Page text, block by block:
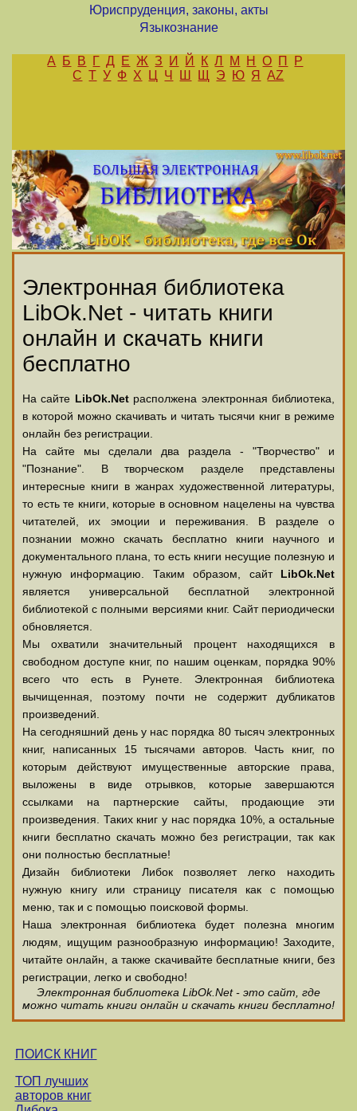
Юриспруденция, законы, акты
Языкознание
А Б В Г Д Е Ж З И Й К Л М Н О П
Р
С Т У Ф Х Ц Ч Ш Щ Э Ю Я AZ
Электронная библиотека
LibOk.Net - читать книги
онлайн и скачать книги
бесплатно
На сайте LibOk.Netрасполжена электронная библиотека,
в которой можно скачивать и читать тысячи книг в режиме
онлайн без регистрации.
На сайте мы сделали два раздела - "Творчество" и
"Познание". В творческом разделе представлены
интересные книги в жанрах художественной литературы,
то есть те книги, которые в основном нацелены на чувства
читателей, их эмоции и переживания. В разделе о
познании можно скачать бесплатно книги научного и
документального плана, то есть книги несущие полезную и
нужную информацию. Таким образом, сайт LibOk.Net
является универсальной бесплатной электронной
библиотекой с полными версиями книг. Сайт периодически
обновляется.
Мы охватили значительный процент находящихся в
свободном доступе книг, по нашим оценкам, порядка 90%
всего что есть в Рунете. Электронная библиотека
вычищенная, поэтому почти не содержит дубликатов
произведений.
На сегодняшний день у нас порядка 80 тысяч электронных
книг, написанных 15 тысячами авторов. Часть книг, по
которым действуют имущественные авторские права,
выложены в виде отрывков, которые завершаются
ссылками на партнерские сайты, продающие эти
произведения. Таких книг у нас порядка 10%, а остальные
книги бесплатно скачать можно без регистрации, так как
они полностью бесплатные!
Дизайн библиотеки Либок позволяет легко находить
нужную книгу или страницу писателя как с помощью
меню, так и с помощью поисковой формы.
Наша электронная библиотека будет полезна многим
людям, ищущим разнообразную информацию! Заходите,
читайте онлайн, а также скачивайте бесплатные книги, без
регистрации, легко и свободно!
Электронная библиотека LibOk.Net - это сайт, где
можно читать книги онлайн и скачать книги бесплатно!
ПОИСК КНИГ
ТОП лучших
авторов книг